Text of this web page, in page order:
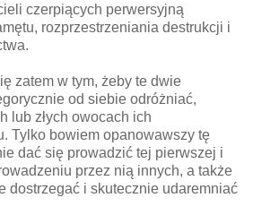
czerpiących perwersyjną
rozprzestrzeniania destrukcji i
zatem w tym, żeby te dwie
od siebie odróżniać,
lub złych owocach ich
Tylko bowiem opanowawszy tę
dać się prowadzić tej pierwszej i
przez nią innych, a także
dostrzegać i skutecznie udaremniać